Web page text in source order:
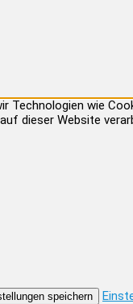
Technologien wie
dieser Website
speichern